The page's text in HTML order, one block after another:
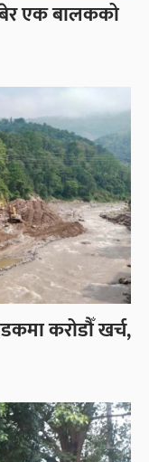
एक बालकको
करोडौँ खर्च,